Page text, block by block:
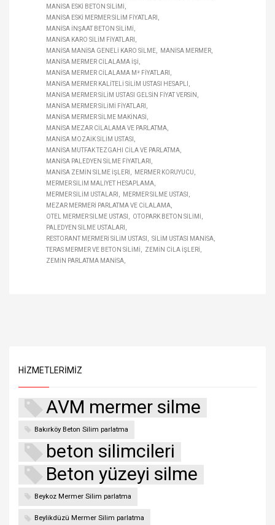
MANISA ESKI BETON SILIMI
MANISA ESKI MERMER SILIM FIYATLARI
MANISA INŞAAT BETON SILIMI
MANISA KARO SILIM FIYATLARI
MANISA MANISA GENELI KARO SILME
MANISA MERMER
MANISA MERMER CILALAMA IŞI
MANISA MERMER CILALAMA M² FIYATLARI
MANISA MERMER KALITELI SILIM USTASI HESAPLI
MANISA MERMER SILIM USTASI GELSIN FIYAT VERSIN
MANISA MERMER SILIMI FIYATLARI
MANISA MERMER SILME MAKINASI
MANISA MEZAR CILALAMA VE PARLATMA
MANISA MOZAIK SILIM USTASI
MANISA MUTFAK TEZGAHI CILA VE PARLATMA
MANISA PALEDYEN SILME FIYATLARI
MANISA ZEMIN SILME IŞLERI
MERMER KORUYUCU
MERMER SILIM MALIYET HESAPLAMA
MERMER SILIM USTALARI
MERMER SILME USTASI
MEZAR MERMERI PARLATMA VE CILALAMA
OTEL MERMER SILME USTASI
OTOPARK BETON SILIMI
PALEDYEN SILME USTALARI
RESTORANT MERMERI SILIM USTASI
SILIM USTASI MANISA
TERAS MERMER VE BETON SILIMI
ZEMIN CILA IŞLERI
ZEMIN PARLATMA MANISA
HIZMETLERIMIZ
AVM mermer silme
Bakırköy Beton Silim parlatma
beton silimcileri
Beton yüzeyi silme
Beykoz Mermer Silim parlatma
Beylikdüzü Mermer Silim parlatma